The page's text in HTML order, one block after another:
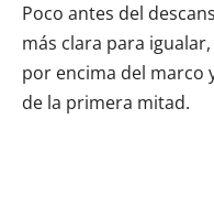
Poco antes del
más clara para
por encima del marco
de la primera mitad.